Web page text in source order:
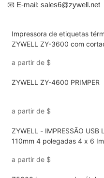
📧 E-mail: sales6@zywell.net
Impressora de etiquetas
ZYWELL ZY-3600 com
a partir de $
ZYWELL ZY-4600 PRIMPER
a partir de $
ZYWELL - IMPRESSÃO USB
110mm 4 polegadas 4 x 6
BARCO DE BARCO SMART
a partir de $